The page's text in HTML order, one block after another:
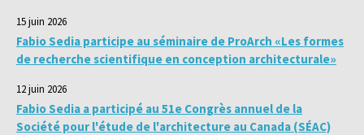
15 juin 2026
Fabio Sedia participe au séminaire de ProArch «Les formes
de recherche scientifique en conception architecturale»
12 juin 2026
Fabio Sedia a participé au 51e Congrès annuel de la
Société pour l'étude de l'architecture au Canada (SÉAC)